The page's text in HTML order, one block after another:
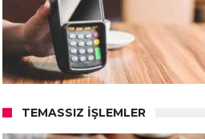
TEMASSIZ İŞLEMLER